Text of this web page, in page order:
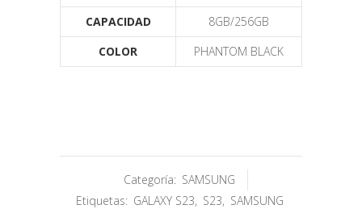
CAPACIDAD
8GB/256GB
COLOR
PHANTOM BLACK
Categoría: SAMSUNG
Etiquetas: GALAXY S23, S23, SAMSUNG